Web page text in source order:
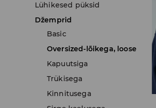
Lühikesed püksid
Džemprid
Basic
Oversized-lõikega, loose
Kapuutsiga
Trükisega
Kinnitusega